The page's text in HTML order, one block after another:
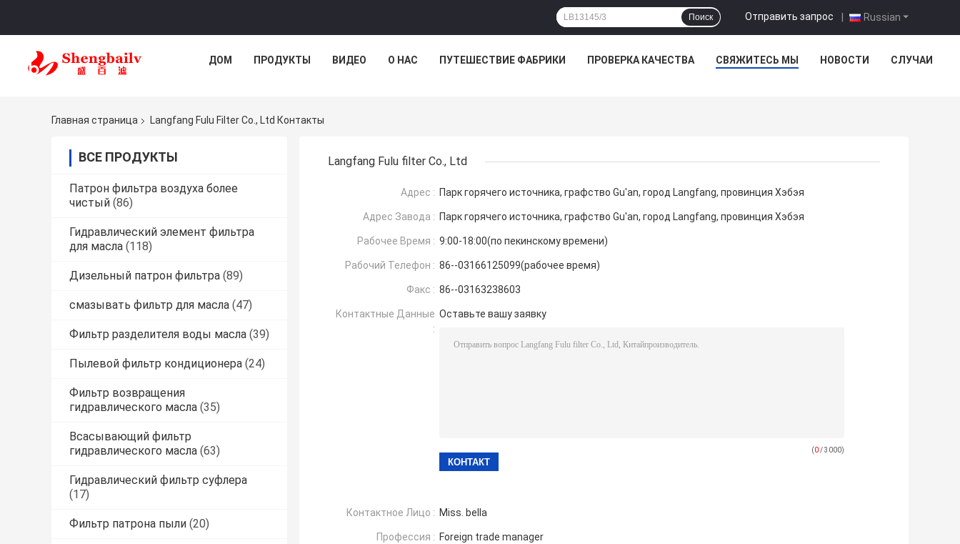
Russian
Отправить запрос |
Поиск
ДОМ ПРОДУКТЫ ВИДЕО О НАС ПУТЕШЕСТВИЕ ФАБРИКИ ПРОВЕРКА КАЧЕСТВА СВЯЖИТЕСЬ МЫ НОВОСТИ СЛУЧАИ
Главная страница Langfang Fulu Filter Co., Ltd Контакты
ВСЕ ПРОДУКТЫ
Патрон фильтра воздуха более
чистый (86)
Гидравлический элемент фильтра
для масла (118)
Дизельный патрон фильтра (89)
смазывать фильтр для масла (47)
Фильтр разделителя воды масла (39)
Пылевой фильтр кондиционера (24)
Фильтр возвращения
гидравлического масла (35)
Всасывающий фильтр
гидравлического масла (63)
Гидравлический фильтр суфлера
(17)
Фильтр патрона пыли (20)
Langfang Fulu filter Co., Ltd
Адрес : Парк горячего источника, графство Gu'an, город Langfang, провинция Хэбэя
Адрес Завода : Парк горячего источника, графство Gu'an, город Langfang, провинция Хэбэя
Рабочее Время : 9:00-18:00(по пекинскому времени)
Рабочий Телефон : 86--03166125099(рабочее время)
Факс : 86--03163238603
Контактные Данные
:
Оставьте вашу заявку
(0/ 3000)
Контактное Лицо : Miss. bella
Профессия : Foreign trade manager